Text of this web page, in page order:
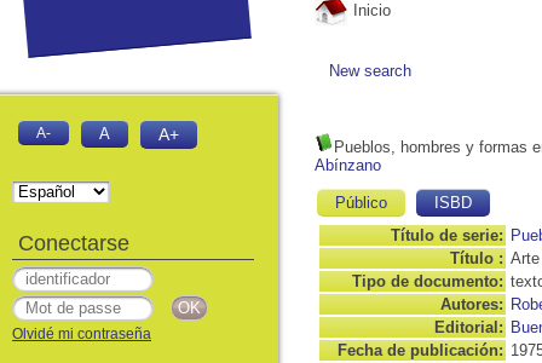
Inicio
New search
Pueblos, hombres y formas
Abínzano
Público
ISBD
Título de serie:
Título :
Tipo de documento:
Autores:
Editorial:
Fecha de publicación:
A- A A+
Conectarse
Olvidé mi contraseña